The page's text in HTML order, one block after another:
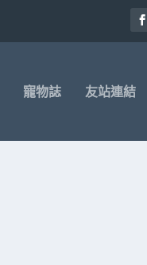
寵物誌 友站連結